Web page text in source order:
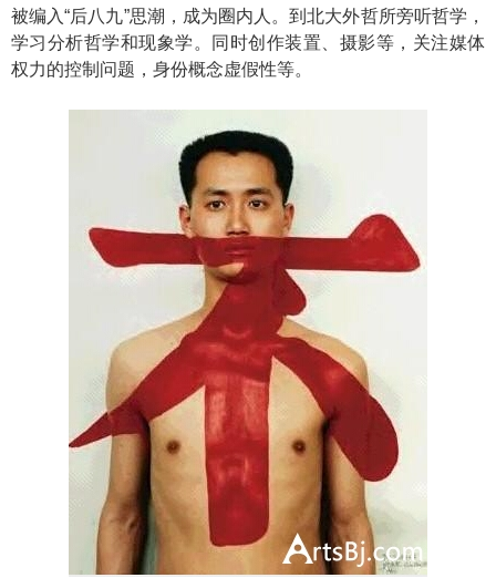
被编入“后八九”思潮，成为圈内人。到北大外哲所旁听哲学，
学习分析哲学和现象学。同时创作装置、摄影等，关注媒体
权力的控制问题，身份概念虚假性等。